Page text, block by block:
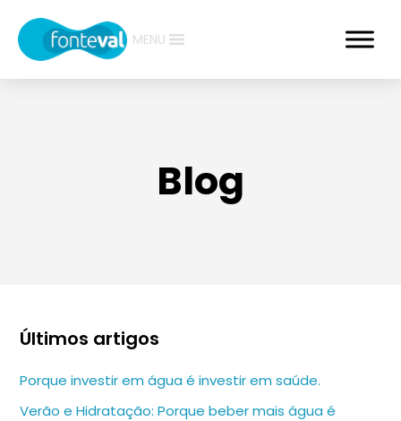
MENU
Blog
Últimos artigos
Porque investir em água é investir em saúde.
Verão e Hidratação: Porque beber mais água é